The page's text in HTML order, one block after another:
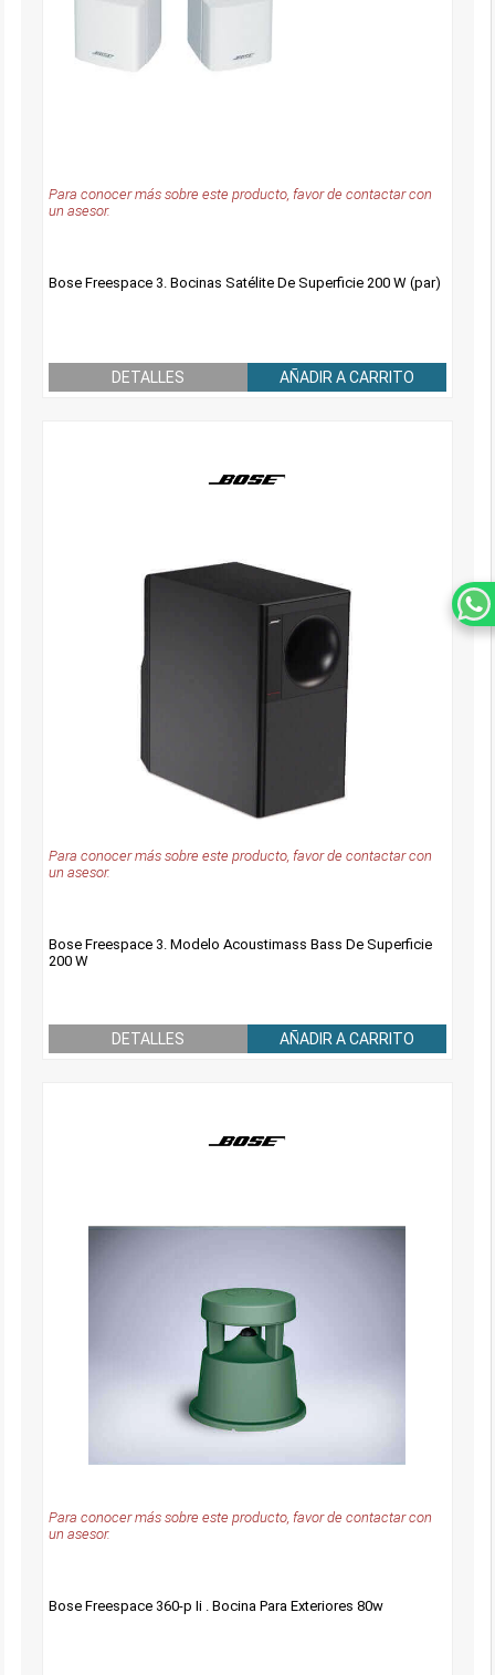
Para conocer más sobre este producto, favor de contactar con
un asesor.
Bose Freespace 3. Bocinas Satélite De Superficie 200 W (par)
DETALLES AÑADIR A CARRITO
Para conocer más sobre este producto, favor de contactar con
un asesor.
Bose Freespace 3. Modelo Acoustimass Bass De Superficie
200 W
DETALLES AÑADIR A CARRITO
Para conocer más sobre este producto, favor de contactar con
un asesor.
Bose Freespace 360-p Ii . Bocina Para Exteriores 80w